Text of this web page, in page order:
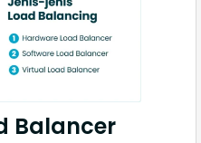
Balancer